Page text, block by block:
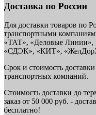
Доставка по России
Для доставки товаров по
транспортными
«ТАТ», «Деловые
«СДЭК», «КИТ»,
Срок и стоимость
транспортных компаний.
Стоимость доставки до
заказ от 50 000 руб. -
бесплатно!